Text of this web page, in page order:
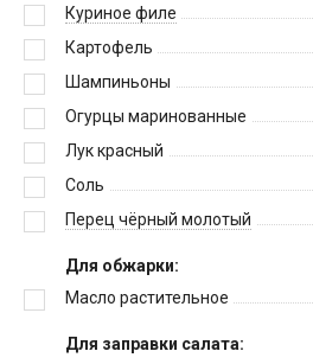
Куриное филе
Картофель
Шампиньоны
Огурцы маринованные
Лук красный
Соль
Перец чёрный молотый
Для обжарки:
Масло растительное
Для заправки салата: